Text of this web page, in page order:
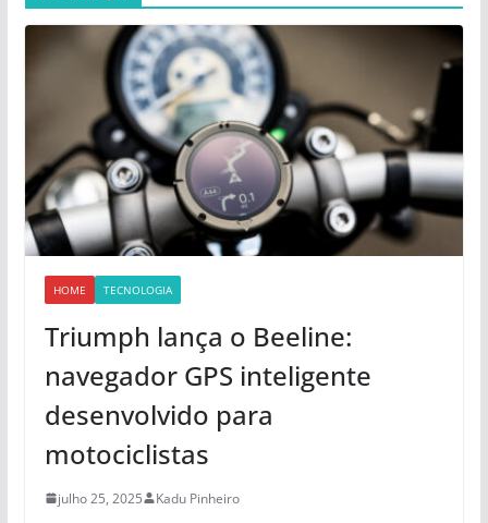
HOME TECNOLOGIA
Triumph lança o Beeline:
navegador GPS inteligente
desenvolvido para
motociclistas
julho 25, 2025 Kadu Pinheiro